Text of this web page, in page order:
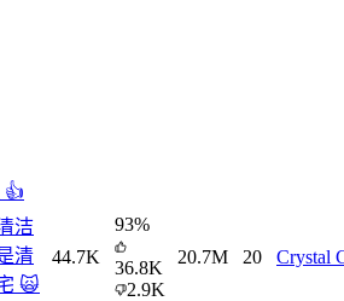
👍
洁
清
🙀
44.7K
93%
36.8K
2.9K
20.7M 20 Crystal